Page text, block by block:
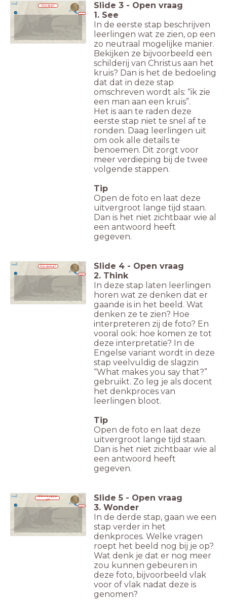
Wat zie je?
Klik
hier!
Slide 3 - Open vraag
1. See
In de eerste stap beschrijven
leerlingen wat ze zien, op een
zo neutraal mogelijke manier.
Bekijken ze bijvoorbeeld een
schilderij van Christus aan het
kruis? Dan is het de bedoeling
dat dat in deze stap
omschreven wordt als: “ik zie
een man aan een kruis”.
Het is aan te raden deze
eerste stap niet te snel af te
ronden. Daag leerlingen uit
om ook alle details te
benoemen. Dit zorgt voor
meer verdieping bij de twee
volgende stappen.
Tip
Open de foto en laat deze
uitvergroot lange tijd staan.
Dan is het niet zichtbaar wie al
een antwoord heeft
gegeven.
Wat denk je?
Klik
hier!
Slide 4 - Open vraag
2. Think
In deze stap laten leerlingen
horen wat ze denken dat er
gaande is in het beeld. Wat
denken ze te zien? Hoe
interpreteren zij de foto? En
vooral ook: hoe komen ze tot
deze interpretatie? In de
Engelse variant wordt in deze
stap veelvuldig de slagzin
“What makes you say that?”
gebruikt. Zo leg je als docent
het denkproces van
leerlingen bloot.
Tip
Open de foto en laat deze
uitvergroot lange tijd staan.
Dan is het niet zichtbaar wie al
een antwoord heeft
gegeven.
Wat vraag je je
af?
Klik
hier!
Slide 5 - Open vraag
3. Wonder
In de derde stap, gaan we een
stap verder in het
denkproces. Welke vragen
roept het beeld nog bij je op?
Wat denk je dat er nog meer
zou kunnen gebeuren in
deze foto, bijvoorbeeld vlak
voor of vlak nadat deze is
genomen?